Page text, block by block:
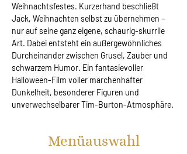
Weihnachtsfestes. Kurzerhand beschließt
Jack, Weihnachten selbst zu übernehmen –
nur auf seine ganz eigene, schaurig-skurrile
Art. Dabei entsteht ein außergewöhnliches
Durcheinander zwischen Grusel, Zauber und
schwarzem Humor. Ein fantasievoller
Halloween-Film voller märchenhafter
Dunkelheit, besonderer Figuren und
unverwechselbarer Tim-Burton-Atmosphäre.
Menüauswahl